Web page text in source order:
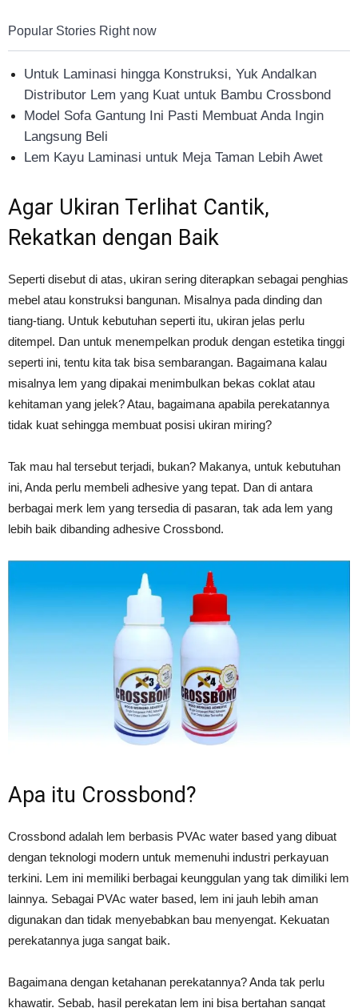
Popular Stories Right now
Untuk Laminasi hingga Konstruksi, Yuk Andalkan
Distributor Lem yang Kuat untuk Bambu Crossbond
Model Sofa Gantung Ini Pasti Membuat Anda Ingin
Langsung Beli
Lem Kayu Laminasi untuk Meja Taman Lebih Awet
Agar Ukiran Terlihat Cantik,
Rekatkan dengan Baik
Seperti disebut di atas, ukiran sering diterapkan sebagai penghias
mebel atau konstruksi bangunan. Misalnya pada dinding dan
tiang-tiang. Untuk kebutuhan seperti itu, ukiran jelas perlu
ditempel. Dan untuk menempelkan produk dengan estetika tinggi
seperti ini, tentu kita tak bisa sembarangan. Bagaimana kalau
misalnya lem yang dipakai menimbulkan bekas coklat atau
kehitaman yang jelek? Atau, bagaimana apabila perekatannya
tidak kuat sehingga membuat posisi ukiran miring?
Tak mau hal tersebut terjadi, bukan? Makanya, untuk kebutuhan
ini, Anda perlu membeli adhesive yang tepat. Dan di antara
berbagai merk lem yang tersedia di pasaran, tak ada lem yang
lebih baik dibanding adhesive Crossbond.
Apa itu Crossbond?
Crossbond adalah lem berbasis PVAc water based yang dibuat
dengan teknologi modern untuk memenuhi industri perkayuan
terkini. Lem ini memiliki berbagai keunggulan yang tak dimiliki lem
lainnya. Sebagai PVAc water based, lem ini jauh lebih aman
digunakan dan tidak menyebabkan bau menyengat. Kekuatan
perekatannya juga sangat baik.
Bagaimana dengan ketahanan perekatannya? Anda tak perlu
khawatir. Sebab, hasil perekatan lem ini bisa bertahan sangat